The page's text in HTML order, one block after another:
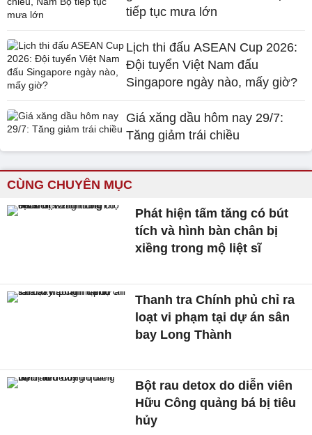
tiếp tục mưa lớn
Lịch thi đấu ASEAN Cup 2026:
Đội tuyển Việt Nam đấu
Singapore ngày nào, mấy giờ?
Giá xăng dầu hôm nay 29/7:
Tăng giảm trái chiều
CÙNG CHUYÊN MỤC
Phát hiện tấm tăng có bút
tích và hình bàn chân bị
xiềng trong mộ liệt sĩ
Thanh tra Chính phủ chỉ ra
loạt vi phạm tại dự án sân
bay Long Thành
Bột rau detox do diễn viên
Hữu Công quảng bá bị tiêu
hủy